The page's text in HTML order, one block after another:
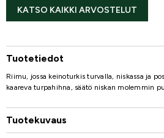
KATSO KAIKKI ARVOSTELUT
Tuotetiedot
Riimu, jossa keinoturkis turvalla, niskassa ja
kaareva turpahihna, säätö niskan molemmin
Tuotekuvaus